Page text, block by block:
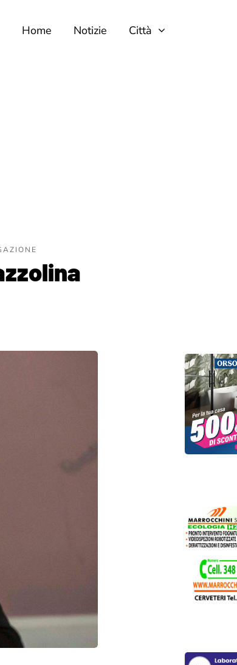
Home Notizie Città